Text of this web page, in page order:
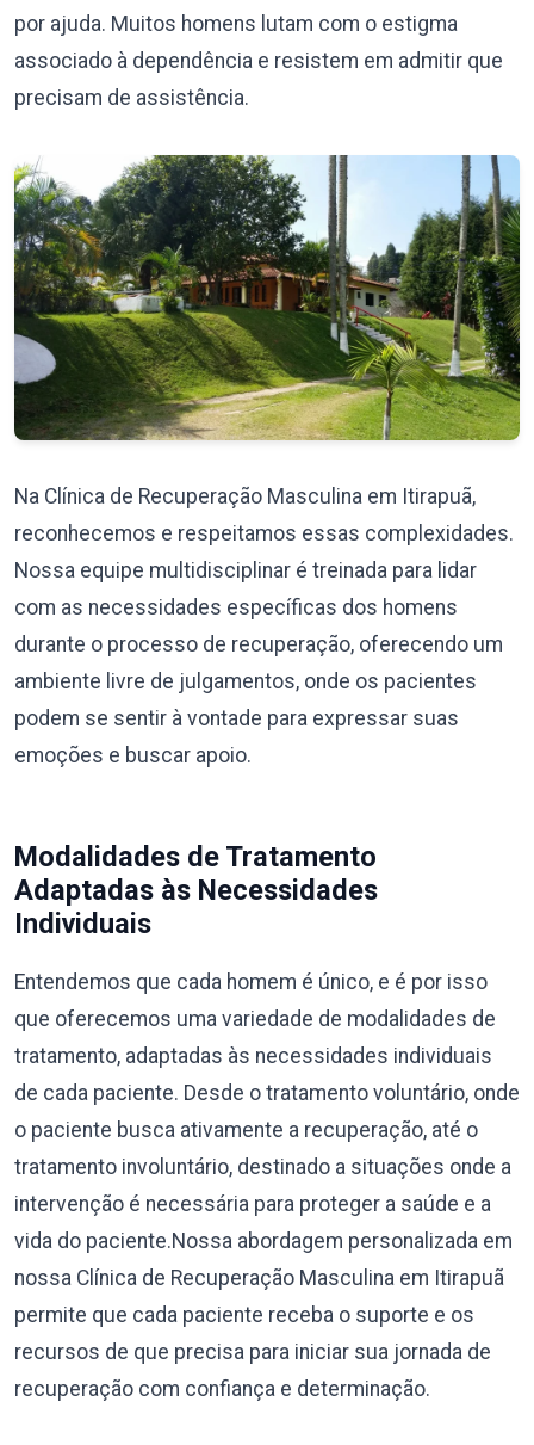
por ajuda. Muitos homens lutam com o estigma
associado à dependência e resistem em admitir que
precisam de assistência.
Na Clínica de Recuperação Masculina em Itirapuã,
reconhecemos e respeitamos essas complexidades.
Nossa equipe multidisciplinar é treinada para lidar
com as necessidades específicas dos homens
durante o processo de recuperação, oferecendo um
ambiente livre de julgamentos, onde os pacientes
podem se sentir à vontade para expressar suas
emoções e buscar apoio.
Modalidades de Tratamento
Adaptadas às Necessidades
Individuais
Entendemos que cada homem é único, e é por isso
que oferecemos uma variedade de modalidades de
tratamento, adaptadas às necessidades individuais
de cada paciente. Desde o tratamento voluntário, onde
o paciente busca ativamente a recuperação, até o
tratamento involuntário, destinado a situações onde a
intervenção é necessária para proteger a saúde e a
vida do paciente.Nossa abordagem personalizada em
nossa Clínica de Recuperação Masculina em Itirapuã
permite que cada paciente receba o suporte e os
recursos de que precisa para iniciar sua jornada de
recuperação com confiança e determinação.